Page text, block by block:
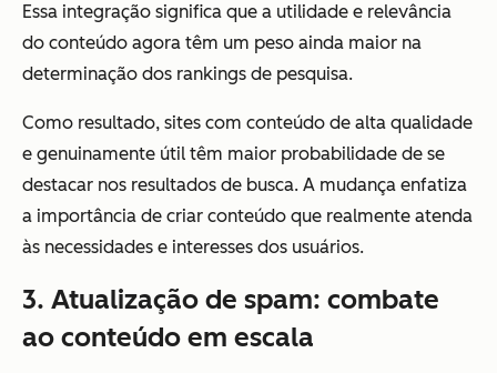
Essa integração significa que a utilidade e relevância
do conteúdo agora têm um peso ainda maior na
determinação dos rankings de pesquisa.
Como resultado, sites com conteúdo de alta qualidade
e genuinamente útil têm maior probabilidade de se
destacar nos resultados de busca. A mudança enfatiza
a importância de criar conteúdo que realmente atenda
às necessidades e interesses dos usuários.
3. Atualização de spam: combate
ao conteúdo em escala